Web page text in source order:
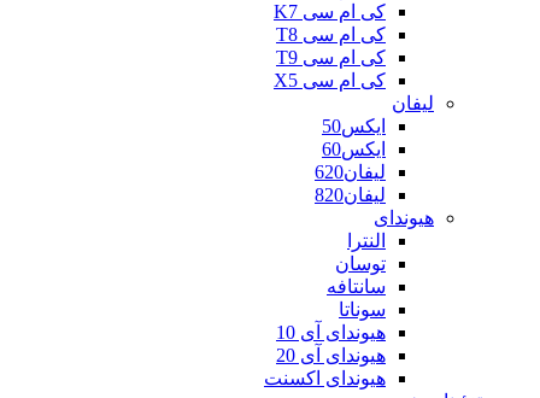
کی ام سی K7
کی ام سی T8
کی ام سی T9
کی ام سی X5
لیفان
ایکس50
ایکس60
لیفان620
لیفان820
هیوندای
النترا
توسان
سانتافه
سوناتا
هیوندای آی 10
هیوندای آی 20
هیوندای اکسنت